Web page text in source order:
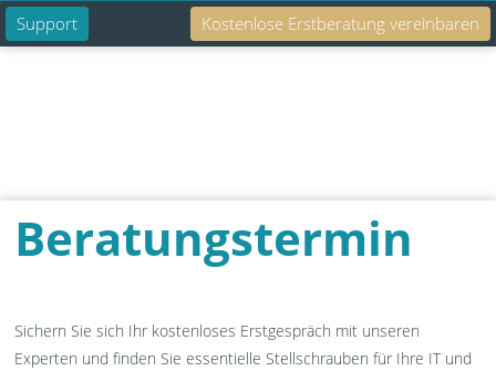
Support Kostenlose Erstberatung vereinbaren
Beratungstermin
Sichern Sie sich Ihr kostenloses Erstgespräch mit unseren
Experten und finden Sie essentielle Stellschrauben für Ihre IT und